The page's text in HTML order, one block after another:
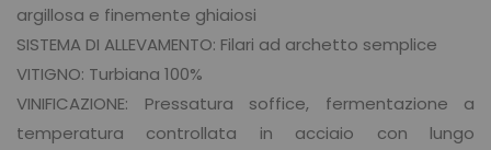
argillosa e finemente ghiaiosi
SISTEMA DI ALLEVAMENTO: Filari ad archetto semplice
VITIGNO: Turbiana 100%
VINIFICAZIONE: Pressatura soffice, fermentazione a
temperatura controllata in acciaio con lungo